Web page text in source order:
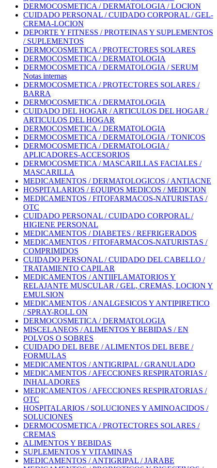
DERMOCOSMETICA / DERMATOLOGIA / LOCION
CUIDADO PERSONAL / CUIDADO CORPORAL / GEL-
CREMA-LOCION
DEPORTE Y FITNESS / PROTEINAS Y SUPLEMENTOS
/ SUPLEMENTOS
DERMOCOSMETICA / PROTECTORES SOLARES
DERMOCOSMETICA / DERMATOLOGIA
DERMOCOSMETICA / DERMATOLOGIA / SERUM
Notas internas
DERMOCOSMETICA / PROTECTORES SOLARES /
BARRA
DERMOCOSMETICA / DERMATOLOGIA
CUIDADO DEL HOGAR / ARTICULOS DEL HOGAR /
ARTICULOS DEL HOGAR
DERMOCOSMETICA / DERMATOLOGIA
DERMOCOSMETICA / DERMATOLOGIA / TONICOS
DERMOCOSMETICA / DERMATOLOGIA /
APLICADORES-ACCESORIOS
DERMOCOSMETICA / MASCARILLAS FACIALES /
MASCARILLA
MEDICAMENTOS / DERMATOLOGICOS / ANTIACNE
HOSPITALARIOS / EQUIPOS MEDICOS / MEDICION
MEDICAMENTOS / FITOFARMACOS-NATURISTAS /
OTC
CUIDADO PERSONAL / CUIDADO CORPORAL /
HIGIENE PERSONAL
MEDICAMENTOS / DIABETES / REFRIGERADOS
MEDICAMENTOS / FITOFARMACOS-NATURISTAS /
COMPRIMIDOS
CUIDADO PERSONAL / CUIDADO DEL CABELLO /
TRATAMIENTO CAPILAR
MEDICAMENTOS / ANTIIFLAMATORIOS Y
RELAJANTE MUSCULAR / GEL, CREMAS, LOCION Y
EMULSION
MEDICAMENTOS / ANALGESICOS Y ANTIPIRETICO
/ SPRAY-ROLL ON
DERMOCOSMETICA / DERMATOLOGIA
MISCELANEOS / ALIMENTOS Y BEBIDAS / EN
POLVOS O SOBRES
CUIDADO DEL BEBE / ALIMENTOS DEL BEBE /
FORMULAS
MEDICAMENTOS / ANTIGRIPAL / GRANULADO
MEDICAMENTOS / AFECCIONES RESPIRATORIAS /
INHALADORES
MEDICAMENTOS / AFECCIONES RESPIRATORIAS /
OTC
HOSPITALARIOS / SOLUCIONES Y AMINOACIDOS /
SOLUCIONES
DERMOCOSMETICA / PROTECTORES SOLARES /
CREMAS
ALIMENTOS Y BEBIDAS
SUPLEMENTOS Y VITAMINAS
MEDICAMENTOS / ANTIGRIPAL / JARABE